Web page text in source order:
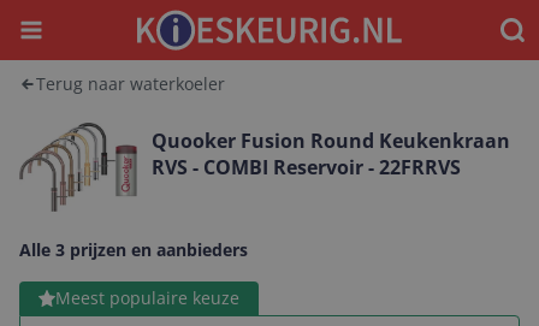
Menu
Terug naar waterkoeler
Quooker Fusion Round Keukenkraan
RVS - COMBI Reservoir - 22FRRVS
Alle 3 prijzen en aanbieders
Meest populaire keuze
Bekijk product